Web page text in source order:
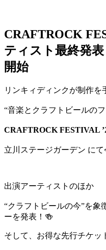
CRAFTROCK
ティスト最終発
開始
リンキィディンクが制作を
“音楽とクラフトビールの
CRAFTROCK FESTIVAL
立川ステージガーデン にて
出演アーティストのほか
“クラフトビールの今”を象
ーを発表！🍻
そして、お得な先行チケッ